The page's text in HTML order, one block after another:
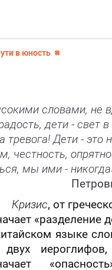
в юность
словами, не
дети - свет
Дети - это
честность,
мы ими -
Кризис, от
«разделение
языке
двух